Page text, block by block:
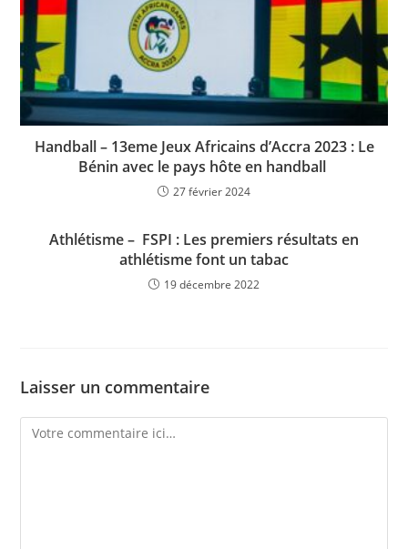
Handball – 13eme Jeux Africains d’Accra 2023 : Le
Bénin avec le pays hôte en handball
27 février 2024
Athlétisme – FSPI : Les premiers résultats en
athlétisme font un tabac
19 décembre 2022
Laisser un commentaire